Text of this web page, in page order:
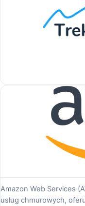
Amazon Web Services
usług chmurowych,